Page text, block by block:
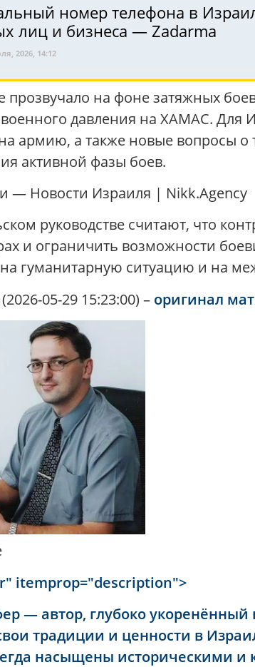
номер телефона в
лиц и бизнеса — Zadarma
2026, 14:12
прозвучало на фоне затяжных
давления на ХАМАС. Для
армию, а также новые вопросы о
активной фазы боев.
— Новости Израиля | Nikk.Agency
руководстве считают, что
и ограничить возможности
гуманитарную ситуацию и на
05-29 15:23:00) – оригинал
itemprop="description">
— автор, глубоко укоренённый
традиции и ценности в
насыщены историческими и